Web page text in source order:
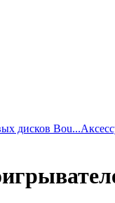
дисков Bou...